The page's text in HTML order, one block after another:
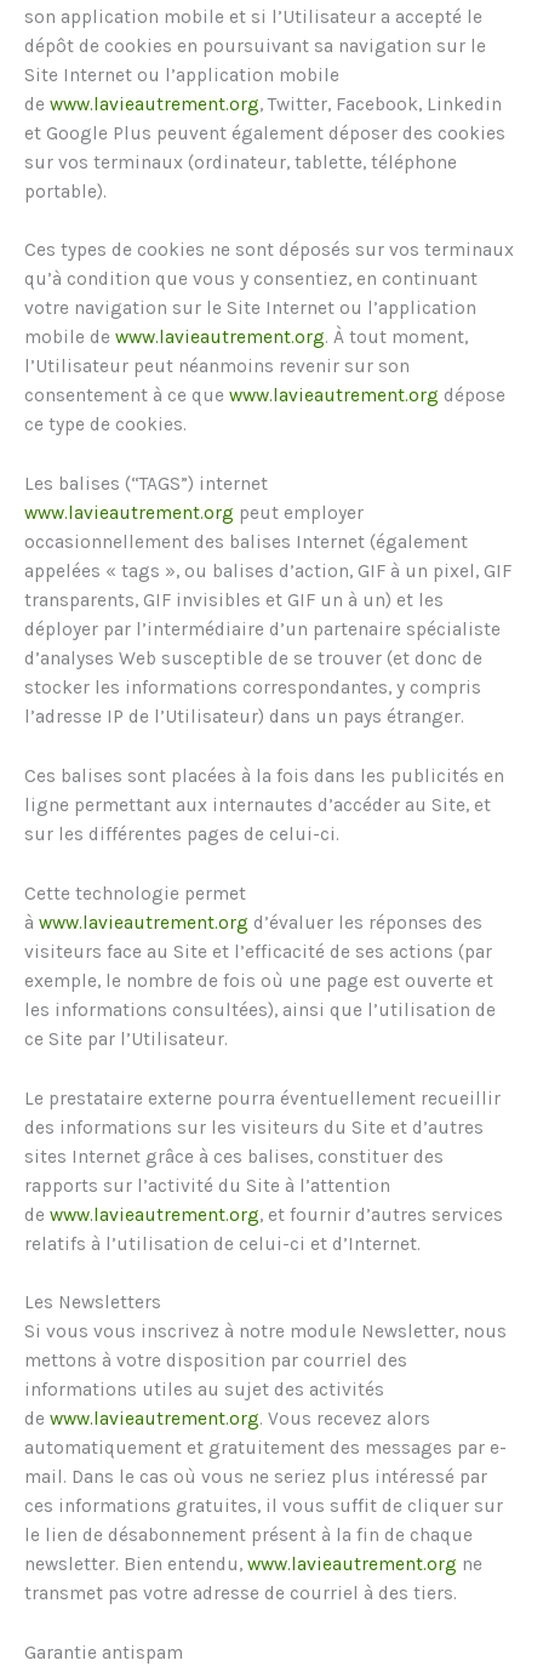
son application mobile et si l’Utilisateur a accepté le
dépôt de cookies en poursuivant sa navigation sur le
Site Internet ou l’application mobile
de www.lavieautrement.org, Twitter, Facebook, Linkedin
et Google Plus peuvent également déposer des cookies
sur vos terminaux (ordinateur, tablette, téléphone
portable).
Ces types de cookies ne sont déposés sur vos terminaux
qu’à condition que vous y consentiez, en continuant
votre navigation sur le Site Internet ou l’application
mobile de www.lavieautrement.org. À tout moment,
l’Utilisateur peut néanmoins revenir sur son
consentement à ce que www.lavieautrement.org dépose
ce type de cookies.
Les balises (“TAGS”) internet
www.lavieautrement.org peut employer
occasionnellement des balises Internet (également
appelées « tags », ou balises d’action, GIF à un pixel, GIF
transparents, GIF invisibles et GIF un à un) et les
déployer par l’intermédiaire d’un partenaire spécialiste
d’analyses Web susceptible de se trouver (et donc de
stocker les informations correspondantes, y compris
l’adresse IP de l’Utilisateur) dans un pays étranger.
Ces balises sont placées à la fois dans les publicités en
ligne permettant aux internautes d’accéder au Site, et
sur les différentes pages de celui-ci.
Cette technologie permet
à www.lavieautrement.org d’évaluer les réponses des
visiteurs face au Site et l’efficacité de ses actions (par
exemple, le nombre de fois où une page est ouverte et
les informations consultées), ainsi que l’utilisation de
ce Site par l’Utilisateur.
Le prestataire externe pourra éventuellement recueillir
des informations sur les visiteurs du Site et d’autres
sites Internet grâce à ces balises, constituer des
rapports sur l’activité du Site à l’attention
de www.lavieautrement.org, et fournir d’autres services
relatifs à l’utilisation de celui-ci et d’Internet.
Les Newsletters
Si vous vous inscrivez à notre module Newsletter, nous
mettons à votre disposition par courriel des
informations utiles au sujet des activités
de www.lavieautrement.org. Vous recevez alors
automatiquement et gratuitement des messages par e-
mail. Dans le cas où vous ne seriez plus intéressé par
ces informations gratuites, il vous suffit de cliquer sur
le lien de désabonnement présent à la fin de chaque
newsletter. Bien entendu, www.lavieautrement.org ne
transmet pas votre adresse de courriel à des tiers.
Garantie antispam